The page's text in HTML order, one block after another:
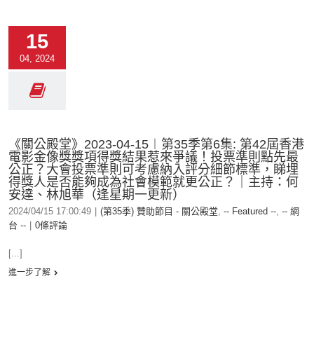
15
04, 2024
《關公殿堂》2023-04-15︱第35季第6集: 第42屆香港
電影金像獎獎項得獎結果惹來爭議！投票準則點先最
公正？大會投票準則可考慮納入評分細節標準，睇埋
得獎人是否能夠成為社會模範就更公正？｜主持：何
安達、林旭華（逢星期一更新）
2024/04/15 17:00:49 (第35季) 贊助節目 - 關公殿堂, -- Featured --, -- 網
台 --
0條評論
[...]
進一步了解